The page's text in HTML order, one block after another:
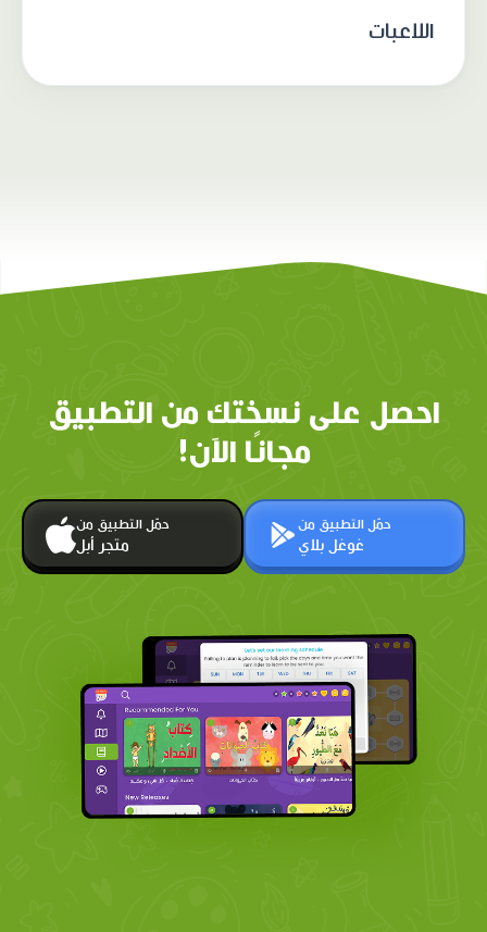
اللاعبات
احصل على نسختك من التطبيق
مجانًا الآن!
حمّل التطبيق من
متجر أبل
حمّل التطبيق من
غوغل بلاي